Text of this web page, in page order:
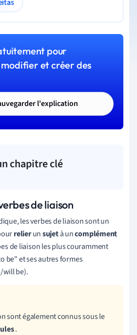
pour
et créer des
l'explication
chapitre clé
de liaison
les verbes de liaison sont un
relierunsujetà uncomplément
de liaison les plus couramment
be" et ses autres formes
be).
sont également connus sous le
.